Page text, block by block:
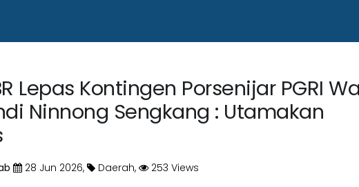
Lepas Kontingen Porsenijar PGRI
Ninnong Sengkang : Utamakan
28 Jun 2026, Daerah, 253 Views